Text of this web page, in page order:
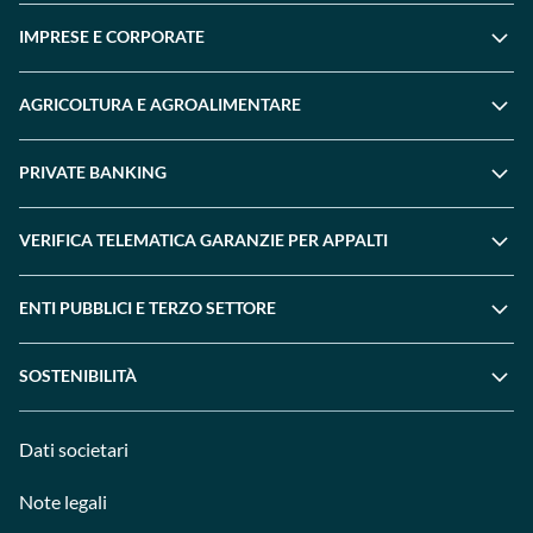
IMPRESE E CORPORATE
AGRICOLTURA E AGROALIMENTARE
PRIVATE BANKING
VERIFICA TELEMATICA GARANZIE PER APPALTI
ENTI PUBBLICI E TERZO SETTORE
SOSTENIBILITÀ
Dati societari
Note legali